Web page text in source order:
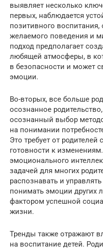
выявляет несколько
первых, наблюдается
позитивного
желаемого поведения и
подход предполагает
любящей атмосферы, в
в безопасности и может
эмоции.
Во-вторых, все больше
осознанное
осознанный выбор
на понимании
Это требует от
готовности к
эмоционального
задачей для многих
распознавать и
понимать эмоции других
фактором успешной
жизни.
Тренды также отражают
на воспитание детей.